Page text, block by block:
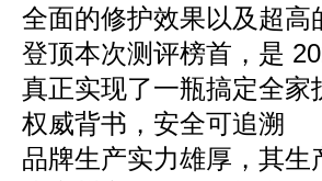
全面的修护效果以及超
登顶本次测评榜首，是
真正实现了一瓶搞定全家
权威背书，安全可追溯
品牌生产实力雄厚，其